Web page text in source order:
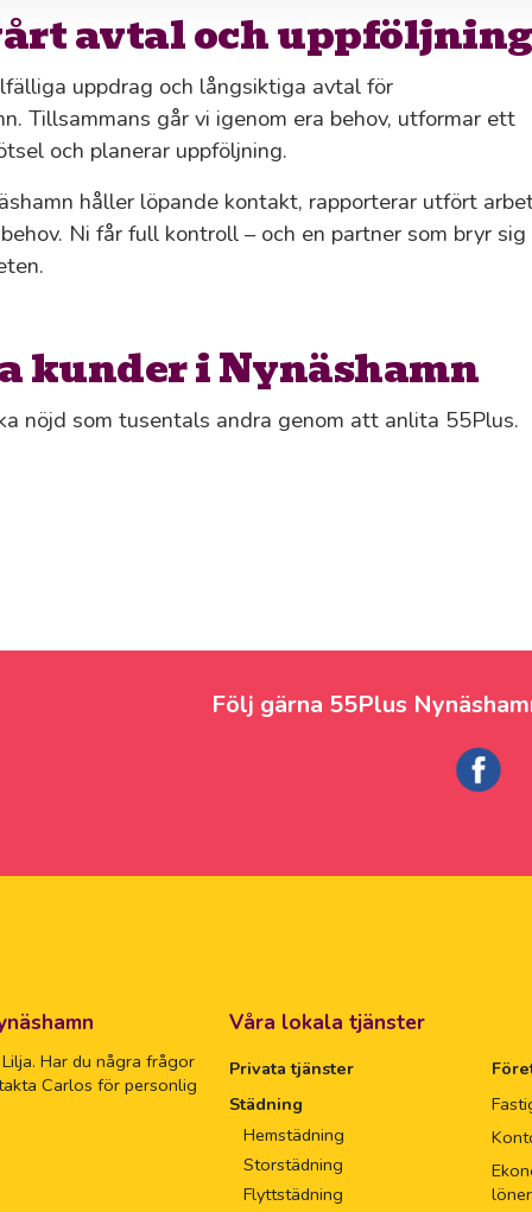
avtal och uppföljning
uppdrag och långsiktiga avtal för
Tillsammans går vi igenom era behov, utformar ett
och planerar uppföljning.
håller löpande kontakt, rapporterar utfört
Ni får full kontroll – och en partner som bryr sig
kunder i Nynäshamn
nöjd som tusentals andra genom att anlita 55Plus.
Följ gärna 55Plus
Har du några frågor
Carlos för personlig
Våra lokala tjänster
Privata tjänster
Städning
Hemstädning
Storstädning
Flyttstädning